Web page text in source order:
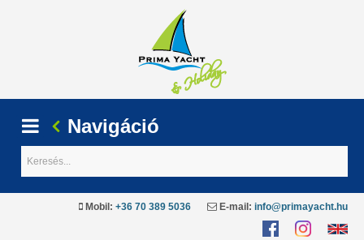
Mobil: +36 70 389 5036 E-mail: info@primayacht.hu
Navigáció
Keresés...